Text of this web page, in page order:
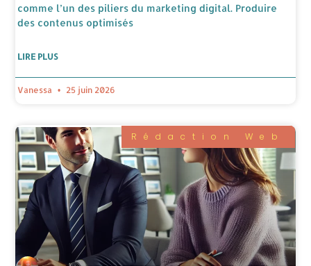
comme l’un des piliers du marketing digital. Produire
des contenus optimisés
LIRE PLUS
Vanessa 25 juin 2026
Rédaction Web